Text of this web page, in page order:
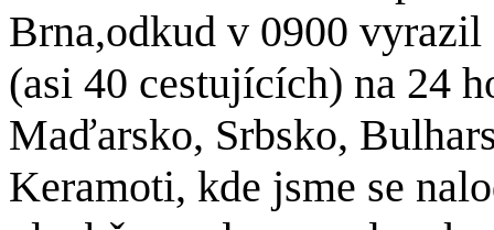
Brna,odkud v 0900
(asi 40 cestujících) na 24
Maďarsko, Srbsko,
Keramoti, kde jsme se